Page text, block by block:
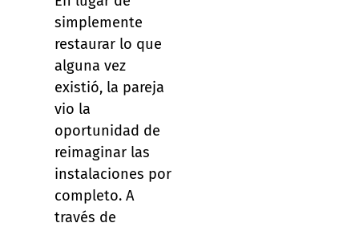
simplemente
restaurar lo que
alguna vez
existió, la pareja
vio la
oportunidad de
reimaginar las
instalaciones por
completo. A
través de